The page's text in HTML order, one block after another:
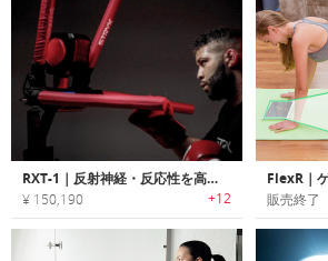
RXT-1｜反射神経・反応性を高めるスパーリングコーチロボット「RXT-1」
¥ 150,190 +12 販売終了